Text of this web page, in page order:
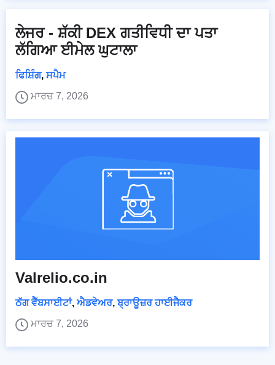
ਲੇਜਰ - ਸ਼ੱਕੀ DEX ਗਤੀਵਿਧੀ ਦਾ ਪਤਾ
ਲੱਗਿਆ ਈਮੇਲ ਘੁਟਾਲਾ
ਫਿਸ਼ਿੰਗ, ਸਪੈਮ
ਮਾਰਚ 7, 2026
Valrelio.co.in
ਠੱਗ ਵੈੱਬਸਾਈਟਾਂ, ਐਡਵੇਅਰ,ਬ੍ਰਾਊਜ਼ਰ ਹਾਈਜੈਕਰ
ਮਾਰਚ 7, 2026